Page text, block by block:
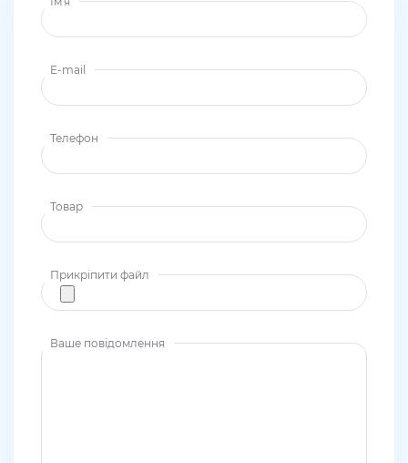
E-mail
Телефон
Товар
Прикріпити файл
Ваше повідомлення